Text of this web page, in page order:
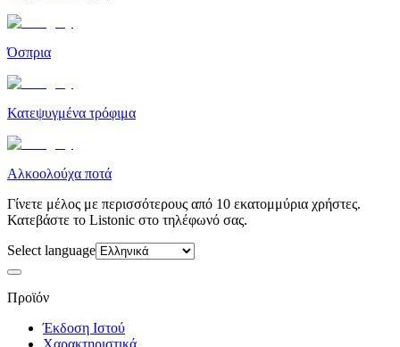
Όσπρια
Κατεψυγμένα τρόφιμα
Αλκοολούχα ποτά
Γίνετε μέλος με περισσότερους από 10 εκατομμύρια χρήστες.
Κατεβάστε το Listonic στο τηλέφωνό σας.
Select language
Προϊόν
Έκδοση Ιστού
Χαρακτηριστικά